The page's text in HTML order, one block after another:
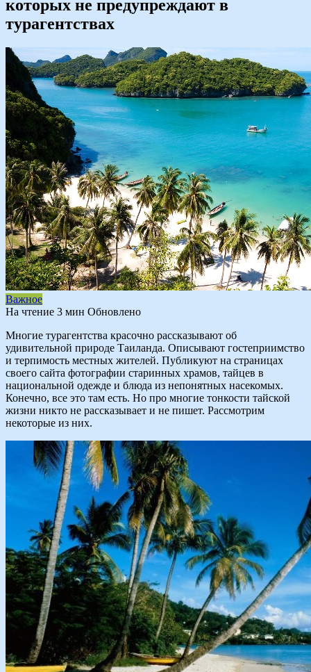
которых не предупреждают в
турагентствах
Важное
На чтение 3 мин Обновлено
Многие турагентства красочно рассказывают об
удивительной природе Таиланда. Описывают гостеприимство
и терпимость местных жителей. Публикуют на страницах
своего сайта фотографии старинных храмов, тайцев в
национальной одежде и блюда из непонятных насекомых.
Конечно, все это там есть. Но про многие тонкости тайской
жизни никто не рассказывает и не пишет. Рассмотрим
некоторые из них.